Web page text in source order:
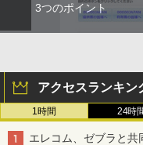
3つのポイント
アクセスランキン
1時間 24時
エレコム、ゼブラと